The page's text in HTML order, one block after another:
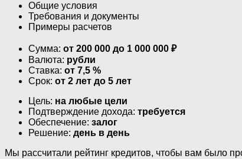
Общие условия
Требования и документы
Примеры расчетов
Сумма: от 200 000 до 1 000 000 ₽
Валюта: рубли
Ставка: от 7,5 %
Срок: от 2 лет до 5 лет
Цель: на любые цели
Подтверждение дохода: требуется
Обеспечение: залог
Решение: день в день
Мы рассчитали рейтинг кредитов, чтобы вам было